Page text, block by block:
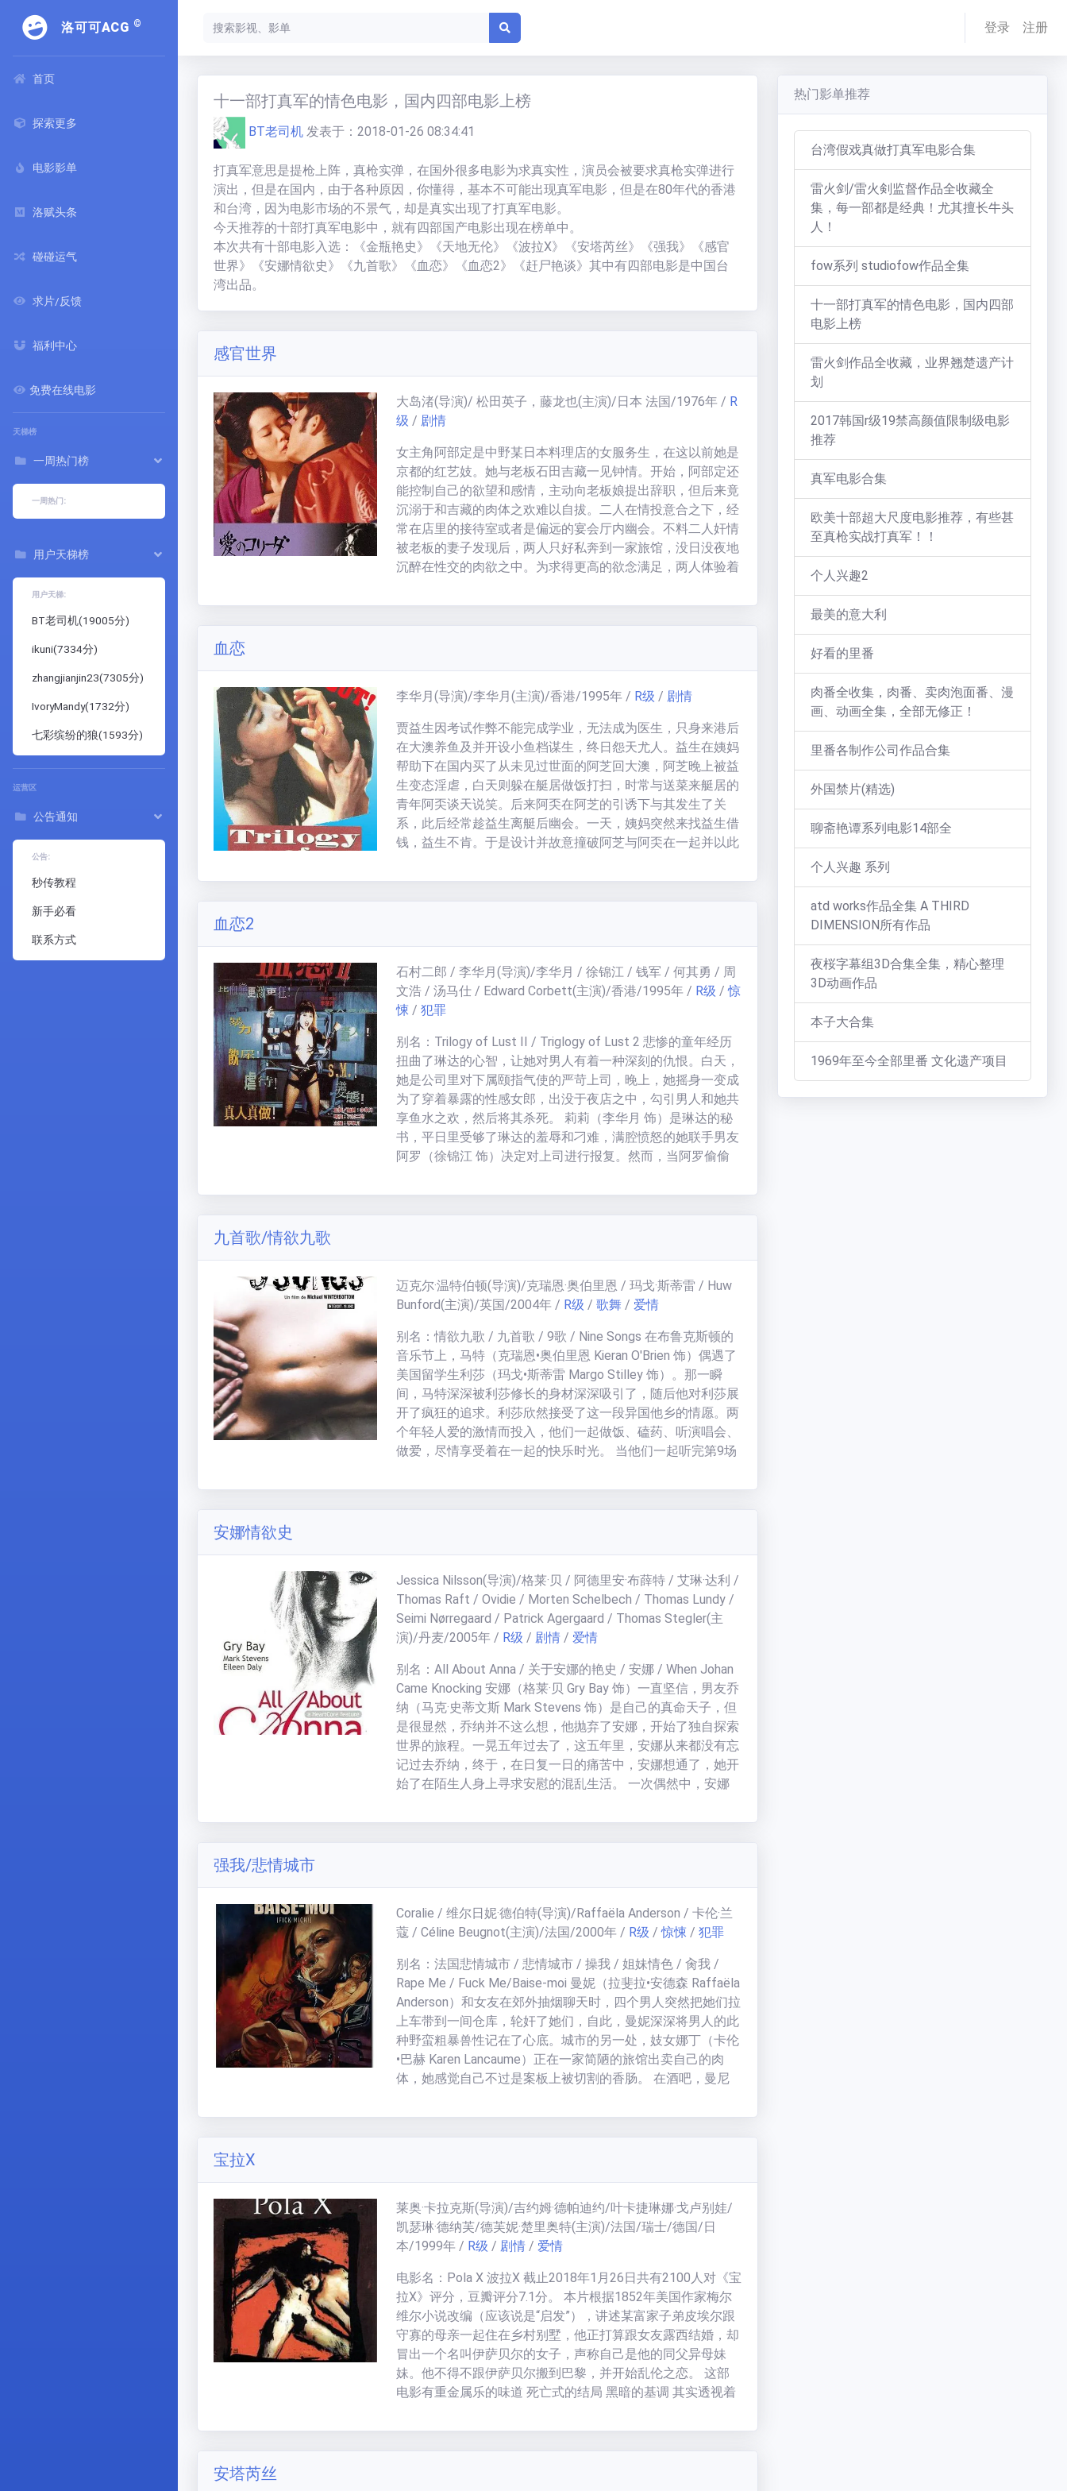
洛可可ACG ©
首页
探索更多
电影影单
洛赋头条
碰碰运气
求片/反馈
福利中心
免费在线电影
天梯榜
一周热门榜
一周热门:
用户天梯榜
用户天梯:
BT老司机(19005分)
ikuni(7334分)
zhangjianjin23(7305分)
IvoryMandy(1732分)
七彩缤纷的狼(1593分)
运营区
公告通知
公告:
秒传教程
新手必看
联系方式
登录 注册
十一部打真军的情色电影，国内四部电影上榜
BT老司机 发表于： 2018-01-26 08:34:41
打真军意思是提枪上阵，真枪实弹，在国外很多电影为求真实性，演员会被要求真枪实弹进行
演出，但是在国内，由于各种原因，你懂得，基本不可能出现真军电影，但是在80年代的香港
和台湾，因为电影市场的不景气，却是真实出现了打真军电影。
今天推荐的十部打真军电影中，就有四部国产电影出现在榜单中。
本次共有十部电影入选：《金瓶艳史》《天地无伦》《波拉X》《安塔芮丝》《强我》《感官
世界》《安娜情欲史》《九首歌》《血恋》《血恋2》《赶尸艳谈》其中有四部电影是中国台
湾出品。
感官世界
大岛渚(导演)/ 松田英子，藤龙也(主演)/日本 法国/1976年 / R
级 / 剧情
女主角阿部定是中野某日本料理店的女服务生，在这以前她是
京都的红艺妓。她与老板石田吉藏一见钟情。开始，阿部定还
能控制自己的欲望和感情，主动向老板娘提出辞职，但后来竟
沉溺于和吉藏的肉体之欢难以自拔。二人在情投意合之下，经
常在店里的接待室或者是偏远的宴会厅内幽会。不料二人奸情
被老板的妻子发现后，两人只好私奔到一家旅馆，没日没夜地
沉醉在性交的肉欲之中。为求得更高的欲念满足，两人体验着
死亡之时，两人的交欢已经接近于一种仪式，一种释放性欲的
下他的阴茎。紧接着画面上出现导演的旁白，说明阿部定与石
田吉藏相识的时间，阿部定何时被捕及所判刑期。 在片中，
大岛渚导演给予阿部定的形象是爱的胜利者，是对“性”这个主
题带有极端挑战的性格。同时，因为片中所有关于性器以及性
交的镜头，都是日本法律所不允许的，所以本片虽然是在日本
拍摄完成，却是在法国完成最后的冲洗与后期制作的，甚至在
很长一段时间内，都不允许在日本国内上映。
血恋
李华月(导演)/李华月(主演)/香港/1995年 / R级 / 剧情
贾益生因考试作弊不能完成学业，无法成为医生，只身来港后
在大澳养鱼及并开设小鱼档谋生，终日怨天尤人。益生在姨妈
帮助下在国内买了从未见过世面的阿芝回大澳，阿芝晚上被益
生变态淫虐，白天则躲在艇居做饭打扫，时常与送菜来艇居的
青年阿奀谈天说笑。后来阿奀在阿芝的引诱下与其发生了关
系，此后经常趁益生离艇后幽会。一天，姨妈突然来找益生借
钱，益生不肯。于是设计并故意撞破阿芝与阿奀在一起并以此
争执，误杀对方，逃回艇时看见阿芝与阿奀在艇板上缠绵，益
血恋2
石村二郎 / 李华月(导演)/李华月 / 徐锦江 / 钱军 / 何其勇 / 周
文浩 / 汤马仕 / Edward Corbett(主演)/香港/1995年 / R级 /惊
悚 / 犯罪
别名：Trilogy of Lust II / Triglogy of Lust 2 悲惨的童年经历
扭曲了琳达的心智，让她对男人有着一种深刻的仇恨。白天，
她是公司里对下属颐指气使的严苛上司，晚上，她摇身一变成
为了穿着暴露的性感女郎，出没于夜店之中，勾引男人和她共
享鱼水之欢，然后将其杀死。 莉莉（李华月 饰）是琳达的秘
书，平日里受够了琳达的羞辱和刁难，满腔愤怒的她联手男友
阿罗（徐锦江 饰）决定对上司进行报复。然而，当阿罗偷偷
被吓到，反而被琳达的“收藏品”彻底征服，沉迷其中，甚至阻
九首歌/情欲九歌
迈克尔·温特伯顿(导演)/克瑞恩·奥伯里恩 / 玛戈·斯蒂雷 / Huw
Bunford(主演)/英国/2004年 / R级 / 歌舞 / 爱情
别名：情欲九歌 / 九首歌 / 9歌 / Nine Songs 在布鲁克斯顿的
音乐节上，马特（克瑞恩•奥伯里恩 Kieran O'Brien 饰）偶遇了
美国留学生利莎（玛戈•斯蒂雷 Margo Stilley 饰）。那一瞬
间，马特深深被利莎修长的身材深深吸引了，随后他对利莎展
开了疯狂的追求。利莎欣然接受了这一段异国他乡的情愿。两
个年轻人爱的激情而投入，他们一起做饭、磕药、听演唱会、
做爱，尽情享受着在一起的快乐时光。 当他们一起听完第9场
了避免看到对方的眼泪，他们最终选择了简短的告别仪式。两
生活本来如此真实，做爱也是如此美好的事情，道德约束什么
的，尽可以不要，那些都是假道学罢了..这部片子的一切都很
纯洁、质朴，演出的爱意也真实，就是演员们太辛苦了。 纷
纷的情欲和爱意从南极的冰天雪地里涌溢而来。有一天，两
人，相遇，做爱，挥手，永不再见。这样的“情色”里没有步步
紧逼斤斤计较，只是巫山云雨顺其自然。一二三四五六七八
九，当我年少如花时，把我唱与你。
安娜情欲史
Jessica Nilsson(导演)/格莱·贝 / 阿德里安·布薛特 / 艾琳·达利 /
Thomas Raft / Ovidie / Morten Schelbech / Thomas Lundy /
Seimi Nørregaard / Patrick Agergaard / Thomas Stegler(主
演)/丹麦/2005年 / R级 / 剧情 / 爱情
别名：All About Anna / 关于安娜的艳史 / 安娜 / When Johan
Came Knocking 安娜（格莱·贝 Gry Bay 饰）一直坚信，男友乔
纳（马克·史蒂文斯 Mark Stevens 饰）是自己的真命天子，但
是很显然，乔纳并不这么想，他抛弃了安娜，开始了独自探索
世界的旅程。一晃五年过去了，这五年里，安娜从来都没有忘
记过去乔纳，终于，在日复一日的痛苦中，安娜想通了，她开
始了在陌生人身上寻求安慰的混乱生活。 一次偶然中，安娜
和善良逐渐治愈了安娜的内心，就在安娜重新振作只是，乔纳
于心灵上的彼此依赖 是一种所谓家庭的根基 可是 也有个问题
无法回避——所谓的爱情 会不会只是一个掩人耳目虚张声势要
死要活的表象？真相？各自心知肚明吧。
强我/悲情城市
Coralie / 维尔日妮·德伯特(导演)/Raffaëla Anderson / 卡伦·兰
蔻 / Céline Beugnot(主演)/法国/2000年 / R级 /惊悚 / 犯罪
别名：法国悲情城市 / 悲情城市 / 操我 / 姐妹情色 / 肏我 /
Rape Me / Fuck Me/Baise-moi 曼妮（拉斐拉•安德森 Raffaëla
Anderson）和女友在郊外抽烟聊天时，四个男人突然把她们拉
上车带到一间仓库，轮奸了她们，自此，曼妮深深将男人的此
种野蛮粗暴兽性记在了心底。城市的另一处，妓女娜丁（卡伦
•巴赫 Karen Lancaume）正在一家简陋的旅馆出卖自己的肉
体，她感觉自己不过是案板上被切割的香肠。 在酒吧，曼尼
一口大麻掐死了与她合租的女友。在车站不期而遇时，几句简
世界的挖掘，本片则更多还是流于表面化。被强暴后的两人却
自愿沦为了欲望的奴隶，这有些说不通，而大段大段毫无美感
的性爱描写看得也让人打哈。
宝拉X
莱奥·卡拉克斯(导演)/吉约姆·德帕迪约/叶卡捷琳娜·戈卢别娃/
凯瑟琳·德纳芙/德芙妮·楚里奥特(主演)/法国/瑞士/德国/日
本/1999年 / R级 / 剧情 / 爱情
电影名：Pola X 波拉X 截止2018年1月26日共有2100人对《宝
拉X》评分，豆瓣评分7.1分。 本片根据1852年美国作家梅尔
维尔小说改编（应该说是“启发”），讲述某富家子弟皮埃尔跟
守寡的母亲一起住在乡村别墅，他正打算跟女友露西结婚，却
冒出一个名叫伊萨贝尔的女子，声称自己是他的同父异母妹
妹。他不得不跟伊萨贝尔搬到巴黎，并开始乱伦之恋。 这部
电影有重金属乐的味道 死亡式的结局 黑暗的基调 其实透视着
个人的眼神都足以使人窒息~~~ 让人着迷的一部影片，我觉
安塔芮丝
热门影单推荐
台湾假戏真做打真军电影合集
雷火剑/雷火剣监督作品全收藏全
集，每一部都是经典！尤其擅长牛头
人！
fow系列 studiofow作品全集
十一部打真军的情色电影，国内四部
电影上榜
雷火剑作品全收藏，业界翘楚遗产计
划
2017韩国r级19禁高颜值限制级电影
推荐
真军电影合集
欧美十部超大尺度电影推荐，有些甚
至真枪实战打真军！！
个人兴趣2
最美的意大利
好看的里番
肉番全收集，肉番、卖肉泡面番、漫
画、动画全集，全部无修正！
里番各制作公司作品合集
外国禁片(精选)
聊斋艳谭系列电影14部全
个人兴趣 系列
atd works作品全集 A THIRD
DIMENSION所有作品
夜桜字幕组3D合集全集，精心整理
3D动画作品
本子大合集
1969年至今全部里番 文化遗产项目